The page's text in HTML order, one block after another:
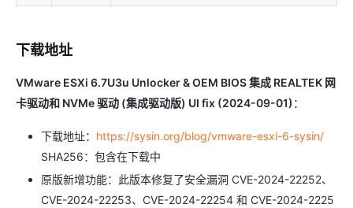
下载地址
VMware ESXi 6.7U3u Unlocker & OEM BIOS 集成 REALTEK 网
卡驱动和 NVMe 驱动 (集成驱动版) UI fix (2024-09-01) ：
下载地址： https://sysin.org/blog/vmware-esxi-6-sysin/
SHA256：包含在下载中
原版新增功能：此版本修复了安全漏洞 CVE-2024-22252、
CVE-2024-22253、CVE-2024-22254 和 CVE-2024-2225